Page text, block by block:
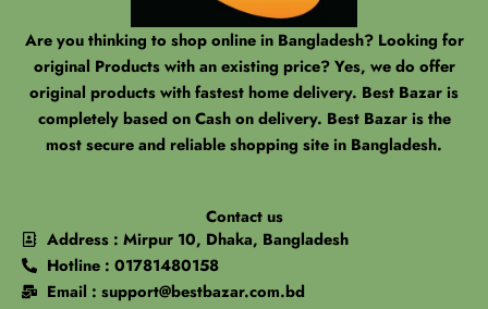
Are you thinking to shop online in Bangladesh? Looking for
original Products with an existing price? Yes, we do offer
original products with fastest home delivery. Best Bazar is
completely based on Cash on delivery. Best Bazar is the
most secure and reliable shopping site in Bangladesh.
Contact us
Address : Mirpur 10, Dhaka, Bangladesh
Hotline : 01781480158
Email : support@bestbazar.com.bd